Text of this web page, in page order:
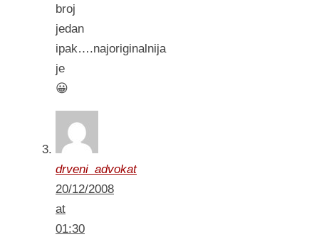
broj
jedan
ipak….najoriginalnija
je
😀
drveni_advokat
20/12/2008
at
01:30